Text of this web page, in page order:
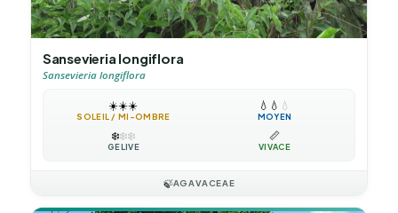
Sansevieria longiflora
Sansevieria longiflora
☀️☀️☀️
SOLEIL / MI-OMBRE
💧 💧 💧
MOYEN
❄️❄️❄️
GÉLIVE
📏
VIVACE
🍃AGAVACEAE